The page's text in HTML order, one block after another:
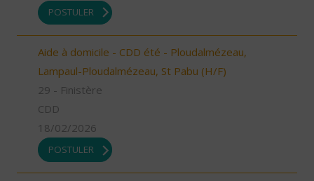
POSTULER
Aide à domicile - CDD été - Ploudalmézeau,
Lampaul-Ploudalmézeau, St Pabu (H/F)
29 - Finistère
CDD
18/02/2026
POSTULER